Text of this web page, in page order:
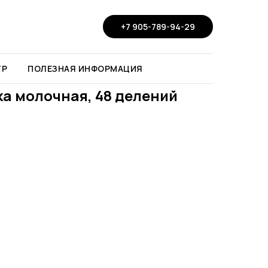
+7 905-789-94-29
ПОЛЕЗНАЯ ИНФОРМАЦИЯ
молочная, 48 делений